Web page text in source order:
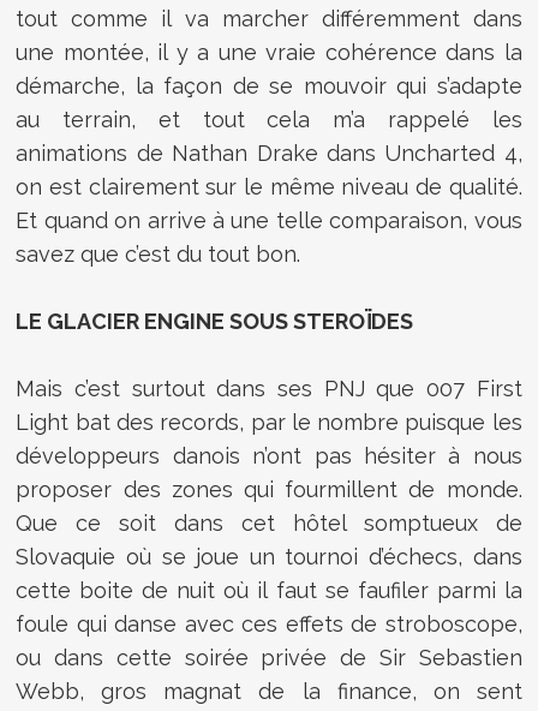
tout comme il va marcher différemment dans
une montée, il y a une vraie cohérence dans la
démarche, la façon de se mouvoir qui s’adapte
au terrain, et tout cela m’a rappelé les
animations de Nathan Drake dans Uncharted 4,
on est clairement sur le même niveau de qualité.
Et quand on arrive à une telle comparaison, vous
savez que c’est du tout bon.
LE GLACIER ENGINE SOUS STEROÏDES
Mais c’est surtout dans ses PNJ que 007 First
Light bat des records, par le nombre puisque les
développeurs danois n’ont pas hésiter à nous
proposer des zones qui fourmillent de monde.
Que ce soit dans cet hôtel somptueux de
Slovaquie où se joue un tournoi d’échecs, dans
cette boite de nuit où il faut se faufiler parmi la
foule qui danse avec ces effets de stroboscope,
ou dans cette soirée privée de Sir Sebastien
Webb, gros magnat de la finance, on sent